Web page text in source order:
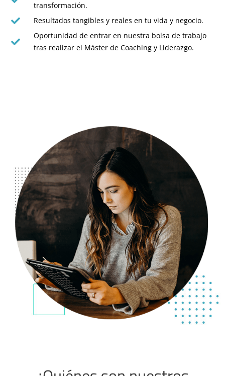
transformación.
Resultados tangibles y reales en tu vida y negocio.
Oportunidad de entrar en nuestra bolsa de trabajo
tras realizar el Máster de Coaching y Liderazgo.